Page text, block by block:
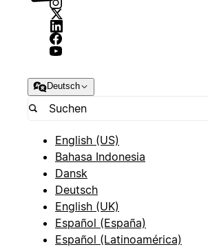
Deutsch
English (US)
Bahasa Indonesia
Dansk
Deutsch
English (UK)
Español (España)
Español (Latinoamérica)